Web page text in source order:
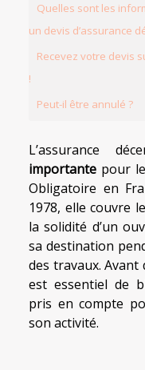
Quelles sont les
un devis d’assurance
Recevez votre devis
!
Peut-il être annulé ?
L’assurance
importante pour
Obligatoire en
1978, elle couvre
la solidité d’un
sa destination
des travaux.
est essentiel de
pris en compte
son activité.